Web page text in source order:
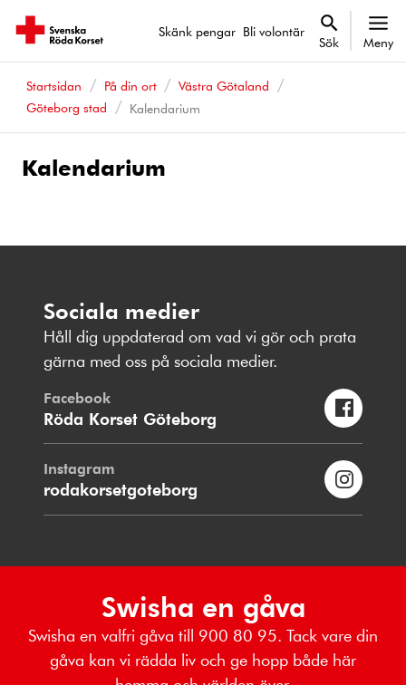
Skänk pengar Bli volontär
Sök Meny
Startsidan På din ort
Västra Götaland
Göteborg stad
Kalendarium
Kalendarium
Sociala medier
Håll dig uppdaterad om vad vi gör och prata
gärna med oss på sociala medier.
Facebook
Röda Korset Göteborg
Instagram
rodakorsetgoteborg
Swisha en gåva
Swisha en valfri gåva till 900 80 95. Tack vare din
gåva kan vi rädda liv och ge hopp både här